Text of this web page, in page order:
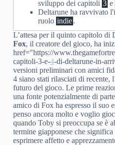
sviluppo dei capitoli 3 e
Deltarune ha ravvivato
ruolo indie.
L’attesa per il quinto capitolo di
Fox, il creatore del gioco, ha
href="https://
capitoli-3-e-4-di-deltarune-in-
versioni preliminari con amici
4 siano stati rilasciati di recente,
futuro del gioco. Le prime
una fonte potenzialmente di
amico di Fox ha espresso il suo
penso ancora molto e voglio
quando Toby si preoccupa se è
termine giapponese che
esprimere affetto e